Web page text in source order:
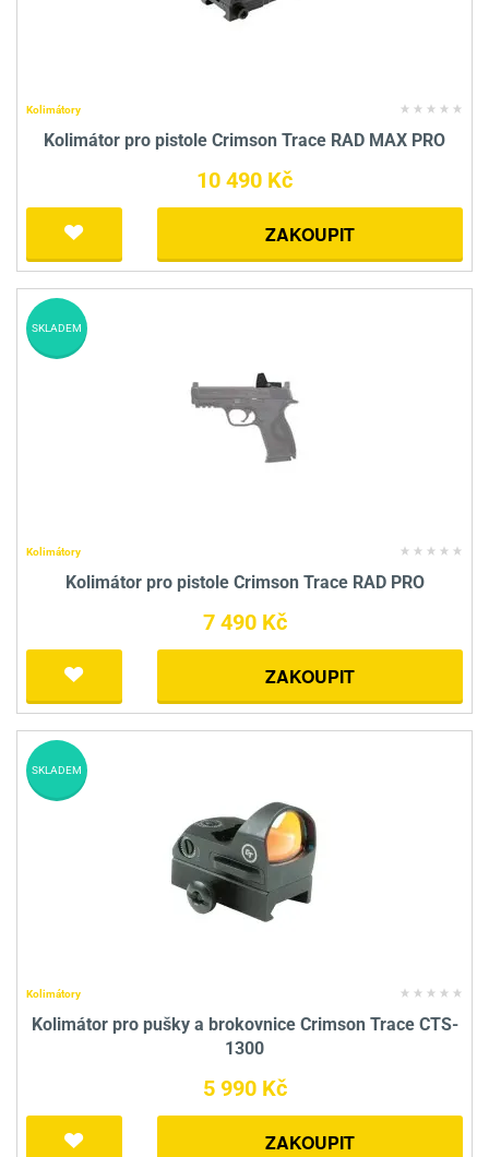
Kolimátory
Kolimátor pro pistole Crimson Trace RAD MAX PRO
10 490 Kč
ZAKOUPIT
Kolimátory
Kolimátor pro pistole Crimson Trace RAD PRO
7 490 Kč
ZAKOUPIT
SKLADEM
Kolimátory
Kolimátor pro pušky a brokovnice Crimson Trace CTS-
1300
5 990 Kč
ZAKOUPIT
SKLADEM